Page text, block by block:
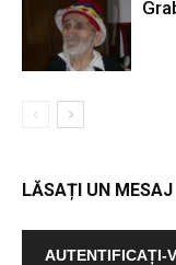
LĂSAȚI UN MESAJ
AUTENTIFICAȚI-